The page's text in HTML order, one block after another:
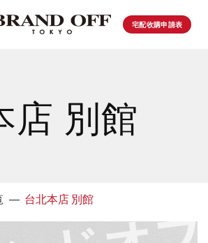
宅配收購申請表
店 別館
台北本店 別館